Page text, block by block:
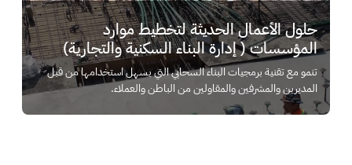
حلول الأعمال الحديثة لتخطيط موارد
المؤسسات ( إدارة البناء السكنية والتجارية)
تنمو مع تقنية برمجيات البناء السحابي التي يسهل استخدامها من قبل
المديرين والمشرفين والمقاولين من الباطن والعملاء.